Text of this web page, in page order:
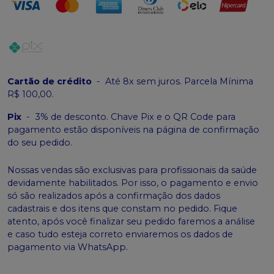
Cartão de crédito - Até 8x sem juros. Parcela Mínima
R$ 100,00.
Pix - 3% de desconto. Chave Pix e o QR Code para
pagamento estão disponíveis na página de confirmação
do seu pedido.
Nossas vendas são exclusivas para profissionais da saúde
devidamente habilitados. Por isso, o pagamento e envio
só são realizados após a confirmação dos dados
cadastrais e dos itens que constam no pedido. Fique
atento, após você finalizar seu pedido faremos a análise
e caso tudo esteja correto enviaremos os dados de
pagamento via WhatsApp.